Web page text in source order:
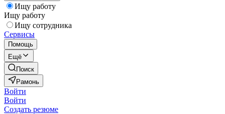
Ищу работу
Ищу работу
Ищу сотрудника
Сервисы
Помощь
Ещё
Поиск
Рамонь
Войти
Войти
Создать резюме